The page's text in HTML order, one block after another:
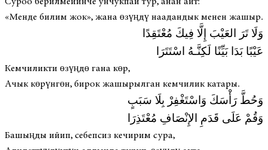
«Менде билим жок», жана өзүңдү наадандык менен жашыр.
وَلَا تَرَ العَيْبَ إِلَّا فِيكَ مُعْتَقِدًا
عَيْبًا بَدَا بَيِّنًا لَكِنَّـهُ اسْتَتَرَا
Кемчиликти өзүңдө гана көр,
Ачык көрүнгөн, бирок жашырылган кемчилик катары.
وَحُطَّ رَأْسَكَ وَاسْتَغْفِرْ بِلَا سَبَبٍ
وَقُمْ عَلَى قَدَمِ الإِنْصَافِ مُعْتَذِرَا
Башыңды ийип, себепсиз кечирим сура,